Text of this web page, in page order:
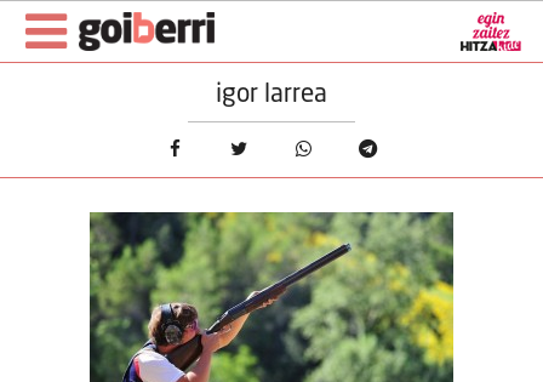
igor larrea